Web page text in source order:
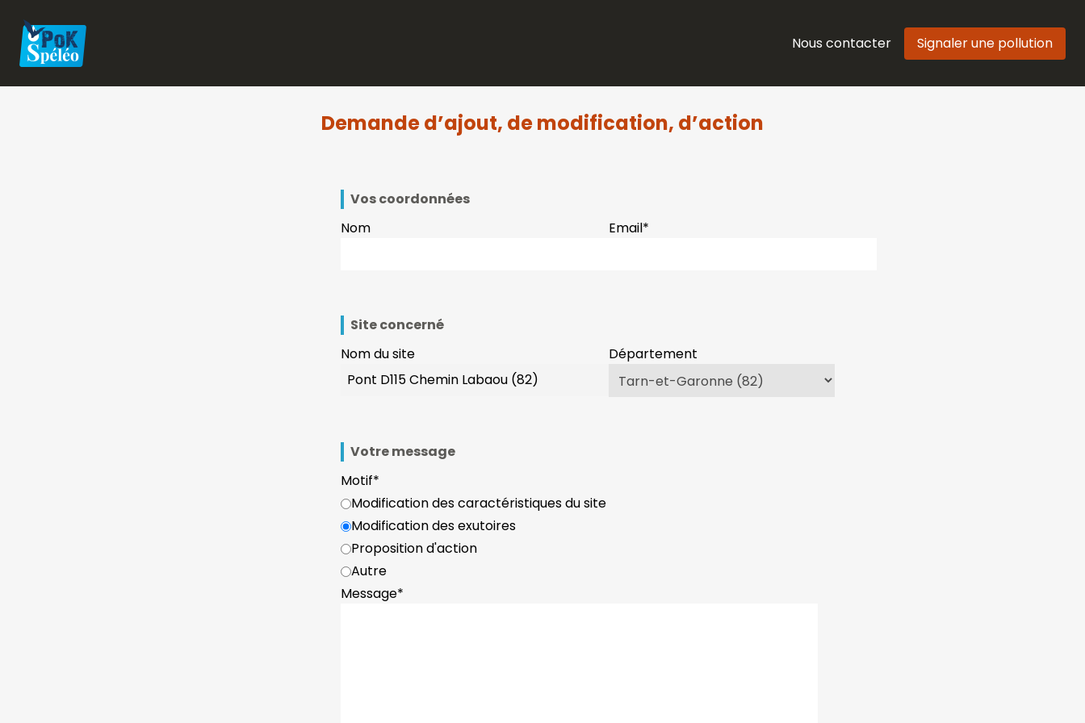
Nous contacter Signaler une pollution
Demande d’ajout, de modification, d’action
Vos coordonnées
Nom
Email*
Site concerné
Nom du site
Département
Votre message
Motif*
Modification des caractéristiques du site
Modification des exutoires
Proposition d'action
Autre
Message*